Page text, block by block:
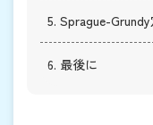
5. Sprague-
6. 最後に